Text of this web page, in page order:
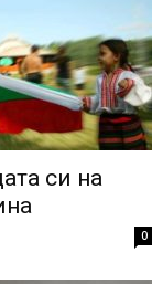
си на
0